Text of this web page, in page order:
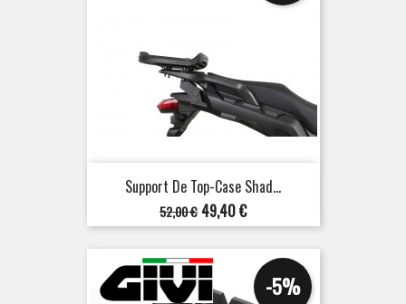
Support De Top-Case Shad...
Prix
de
base
52,00 € Prix
49,40 €
-5%